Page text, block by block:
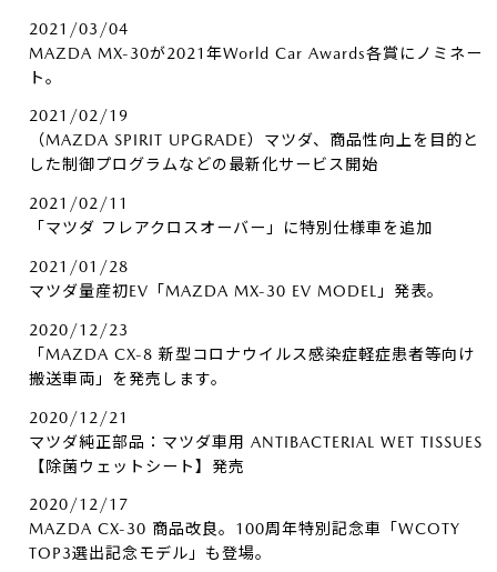
2021/03/04
MAZDA MX-30が2021年World Car Awards各賞にノミネー
ト。
2021/02/19
（MAZDA SPIRIT UPGRADE）マツダ、商品性向上を目的と
した制御プログラムなどの最新化サービス開始
2021/02/11
「マツダ フレアクロスオーバー」に特別仕様車を追加
2021/01/28
マツダ量産初EV「MAZDA MX-30 EV MODEL」発表。
2020/12/23
「MAZDA CX-8 新型コロナウイルス感染症軽症患者等向け
搬送車両」を発売します。
2020/12/21
マツダ純正部品：マツダ車用 ANTIBACTERIAL WET TISSUES
【除菌ウェットシート】発売
2020/12/17
MAZDA CX-30 商品改良。100周年特別記念車「WCOTY
TOP3選出記念モデル」も登場。